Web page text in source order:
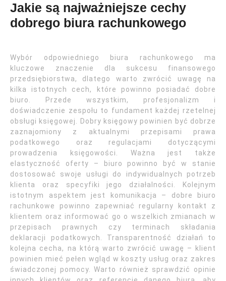
Jakie są najważniejsze cechy
dobrego biura rachunkowego
Wybór odpowiedniego biura rachunkowego ma
kluczowe znaczenie dla sukcesu finansowego
przedsiębiorstwa, dlatego warto zwrócić uwagę na
kilka istotnych cech, które powinno posiadać dobre
biuro. Przede wszystkim, profesjonalizm i
doświadczenie zespołu to fundament każdej rzetelnej
obsługi księgowej. Dobry księgowy powinien być dobrze
zaznajomiony z aktualnymi przepisami prawa
podatkowego oraz regulacjami dotyczącymi
prowadzenia księgowości. Ważna jest także
elastyczność oferty – biuro powinno być w stanie
dostosować swoje usługi do indywidualnych potrzeb
klienta oraz specyfiki jego działalności. Kolejnym
istotnym aspektem jest komunikacja – dobre biuro
rachunkowe powinno zapewniać regularny kontakt z
klientem oraz informować go o wszelkich zmianach w
przepisach prawnych czy terminach składania
deklaracji podatkowych. Transparentność działań to
kolejna cecha, na którą warto zwrócić uwagę – klient
powinien mieć pełen wgląd w koszty usług oraz zakres
świadczonej pomocy. Warto również sprawdzić opinie